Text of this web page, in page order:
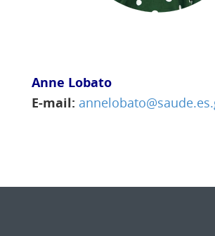
Anne Lobato
E-mail: